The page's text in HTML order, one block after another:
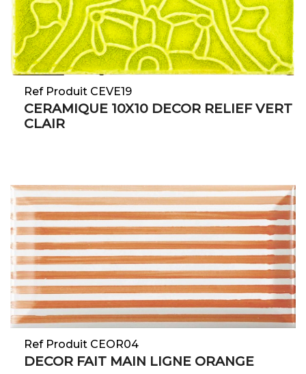
Ref Produit CEVE19
CERAMIQUE 10X10 DECOR RELIEF VERT
CLAIR
Ref Produit CEOR04
DECOR FAIT MAIN LIGNE ORANGE